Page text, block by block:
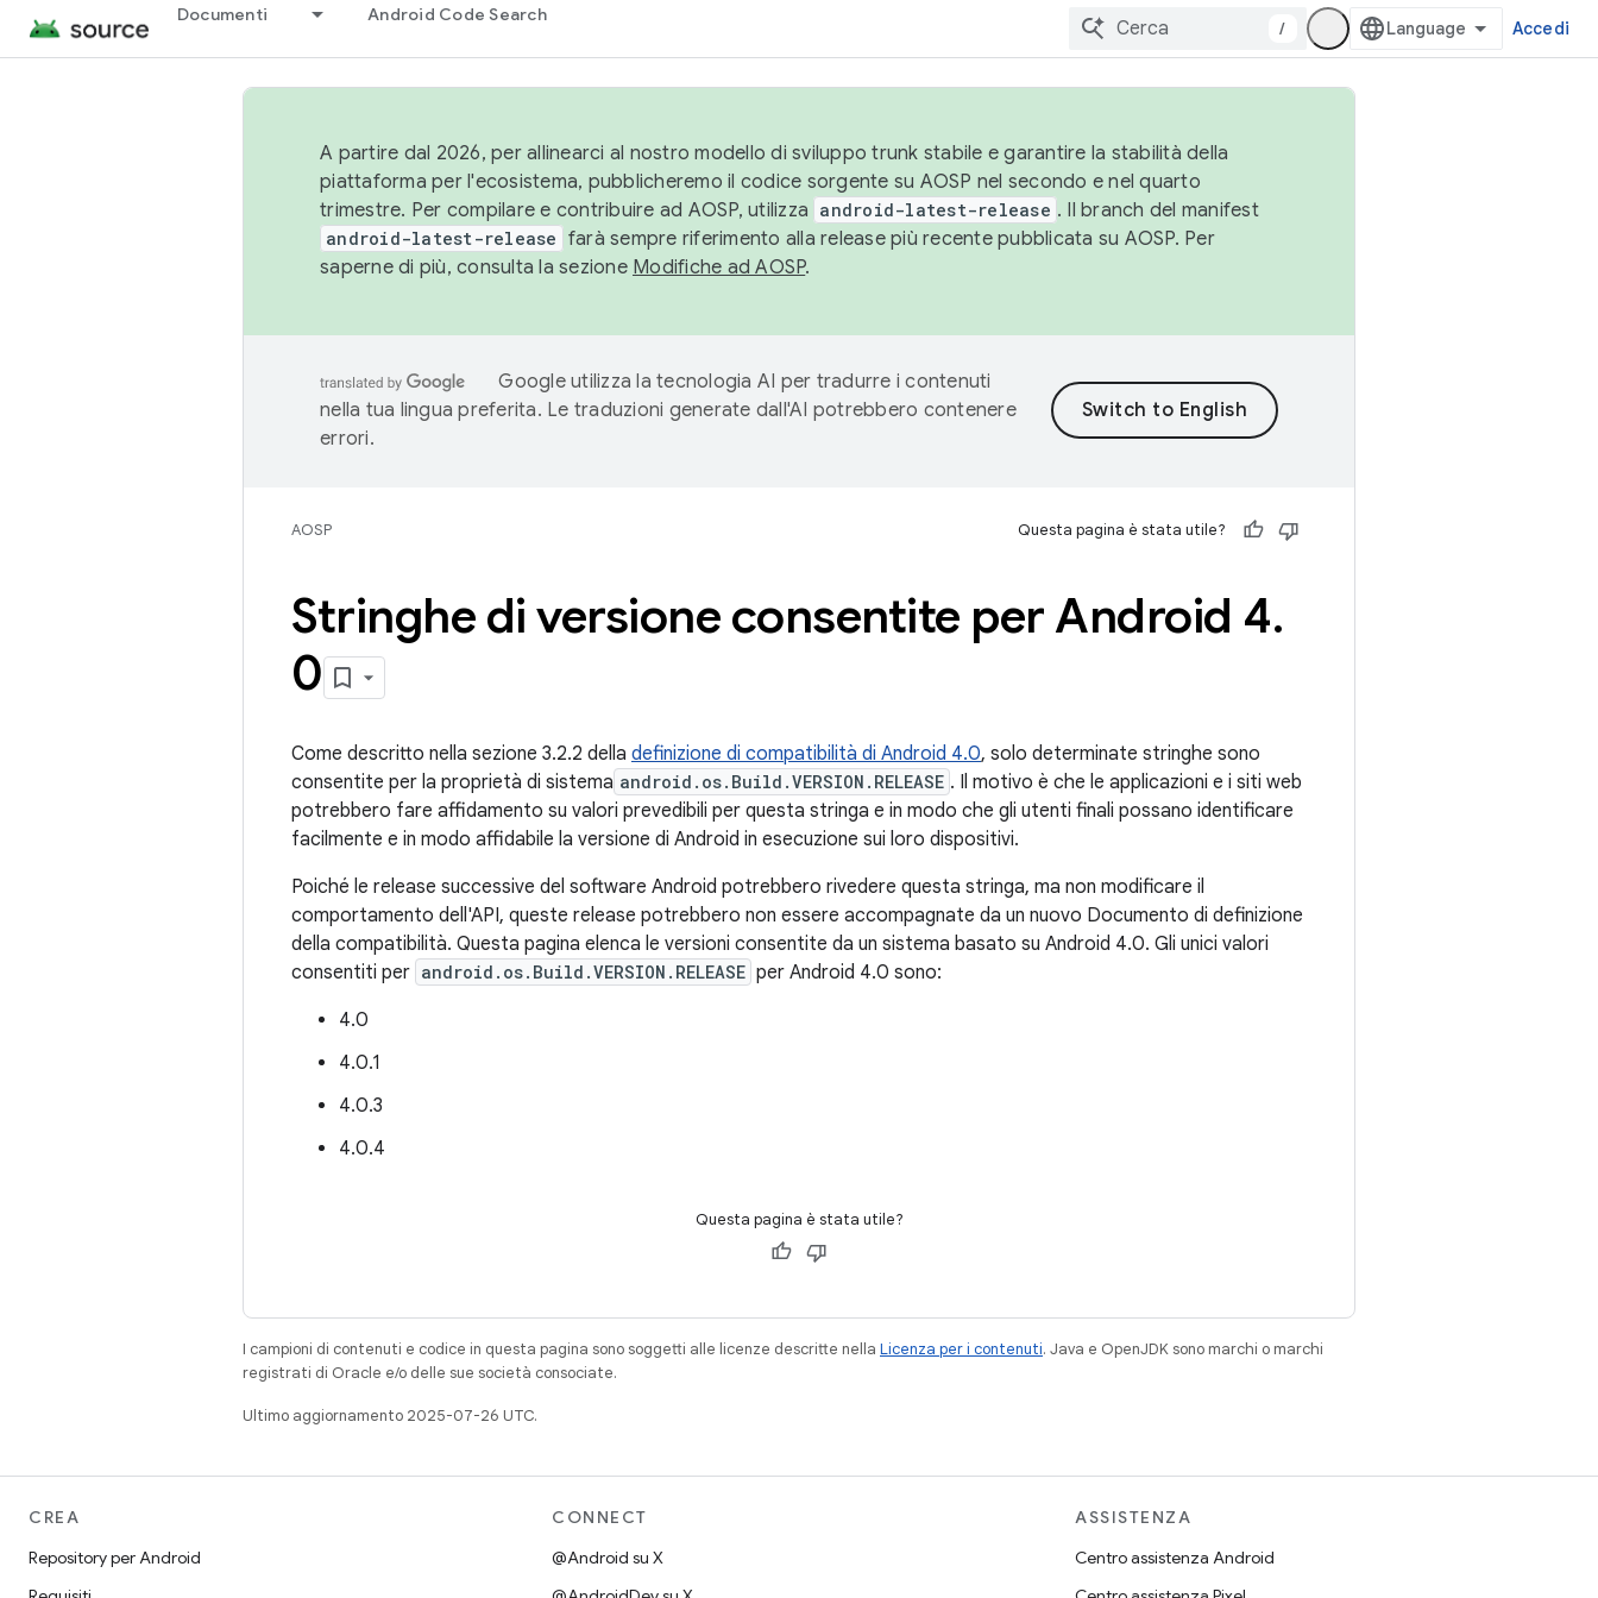
Documenti Android Code Search
/ Accedi
A partire dal 2026, per allinearci al nostro modello di sviluppo trunk stabile e garantire la stabilità della
piattaforma per l'ecosistema, pubblicheremo il codice sorgente su AOSP nel secondo e nel quarto
trimestre. Per compilare e contribuire ad AOSP, utilizza android-latest-release . Il branch del manifest
android-latest-release farà sempre riferimento alla release più recente pubblicata su AOSP. Per
saperne di più, consulta la sezione Modifiche ad AOSP.
Google utilizza la tecnologia AI per tradurre i contenuti
nella tua lingua preferita. Le traduzioni generate dall'AI potrebbero contenere
errori.
AOSP Questa pagina è stata utile?
Stringhe di versione consentite per Android 4.
0
Come descritto nella sezione 3.2.2 della definizione di compatibilità di Android 4.0, solo determinate stringhe sono
consentite per la proprietà di sistema android.os.Build.VERSION.RELEASE . Il motivo è che le applicazioni e i siti web
potrebbero fare affidamento su valori prevedibili per questa stringa e in modo che gli utenti finali possano identificare
facilmente e in modo affidabile la versione di Android in esecuzione sui loro dispositivi.
Poiché le release successive del software Android potrebbero rivedere questa stringa, ma non modificare il
comportamento dell'API, queste release potrebbero non essere accompagnate da un nuovo Documento di definizione
della compatibilità. Questa pagina elenca le versioni consentite da un sistema basato su Android 4.0. Gli unici valori
consentiti per android.os.Build.VERSION.RELEASE per Android 4.0 sono:
4.0
4.0.1
4.0.3
4.0.4
Questa pagina è stata utile?
I campioni di contenuti e codice in questa pagina sono soggetti alle licenze descritte nella Licenza per i contenuti. Java e OpenJDK sono marchi o marchi
registrati di Oracle e/o delle sue società consociate.
Ultimo aggiornamento 2025-07-26 UTC.
CREA
Repository per Android
CONNECT
@Android su X
ASSISTENZA
Centro assistenza Android